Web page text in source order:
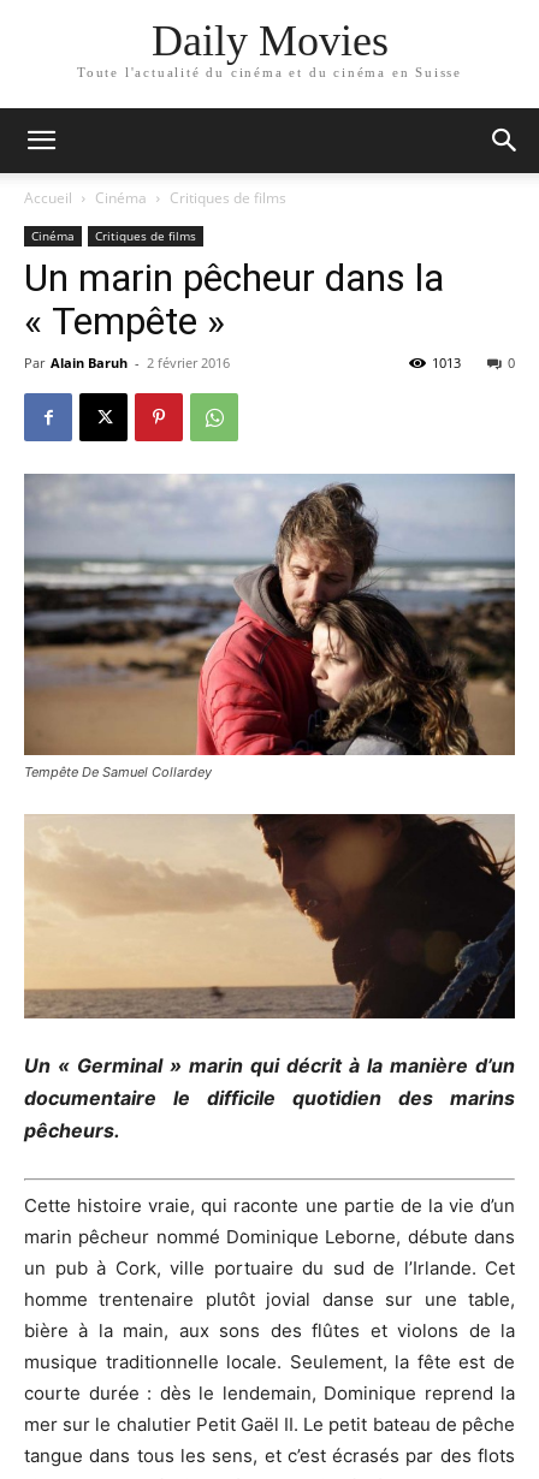
Daily Movies
Toute l'actualité du cinéma et du cinéma en Suisse
Accueil Cinéma Critiques de films
Cinéma Critiques de films
Un marin pêcheur dans la
« Tempête »
Par Alain Baruh - 2 février 2016 0
1013
Tempête De Samuel Collardey
Un « Germinal » marin qui décrit à la manière d’un
documentaire le difficile quotidien des marins
pêcheurs.
Cette histoire vraie, qui raconte une partie de la vie d’un
marin pêcheur nommé Dominique Leborne, débute dans
un pub à Cork, ville portuaire du sud de l’Irlande. Cet
homme trentenaire plutôt jovial danse sur une table,
bière à la main, aux sons des flûtes et violons de la
musique traditionnelle locale. Seulement, la fête est de
courte durée : dès le lendemain, Dominique reprend la
mer sur le chalutier Petit Gaël II. Le petit bateau de pêche
tangue dans tous les sens, et c’est écrasés par des flots